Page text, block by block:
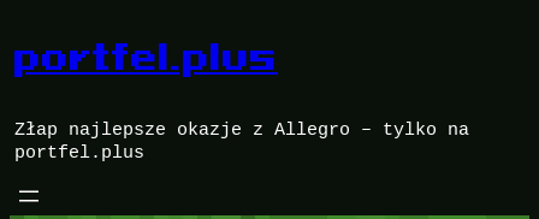
treści
portfel.plus
Złap najlepsze okazje z Allegro – tylko na
portfel.plus